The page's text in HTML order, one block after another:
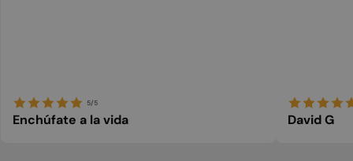
5/5
Enchúfate a la vida David G